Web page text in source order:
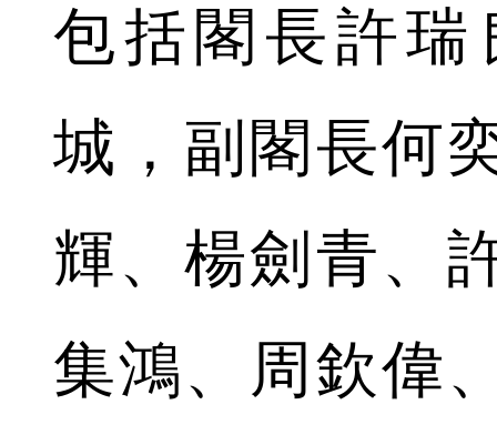
包括閣長許瑞
城，副閣長何
輝、楊劍青、
集鴻、周欽偉